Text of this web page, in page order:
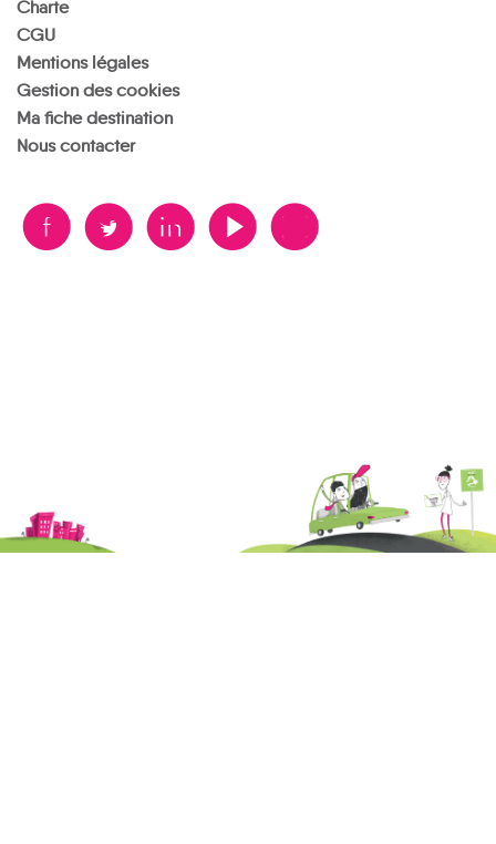
Charte
CGU
Mentions légales
Gestion des cookies
Ma fiche destination
Nous contacter
B A D F V